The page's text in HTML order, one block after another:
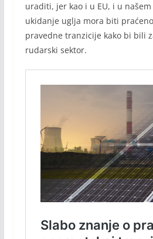
uraditi, jer kao i u EU, i u
ukidanje uglja mora biti
pravedne tranzicije kako bi bili
rudarski sektor.